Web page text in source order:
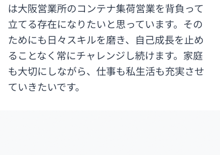
は大阪営業所のコンテナ集荷営業を背負って
立てる存在になりたいと思っています。その
ためにも日々スキルを磨き、自己成長を止め
ることなく常にチャレンジし続けます。家庭
も大切にしながら、仕事も私生活も充実させ
ていきたいです。